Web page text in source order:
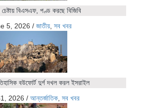
বিএসএফ, পণ্ড করছে বিজিবি
5, 2026 / জাতীয়, সব খবর
বউফোর্ট দুর্গ দখল করল ইসরাইল
2026 / আন্তর্জাতিক, সব খবর